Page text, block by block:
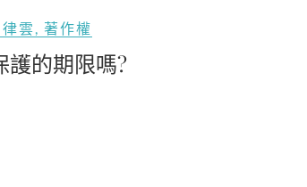
雲 著作權
護的期限嗎?